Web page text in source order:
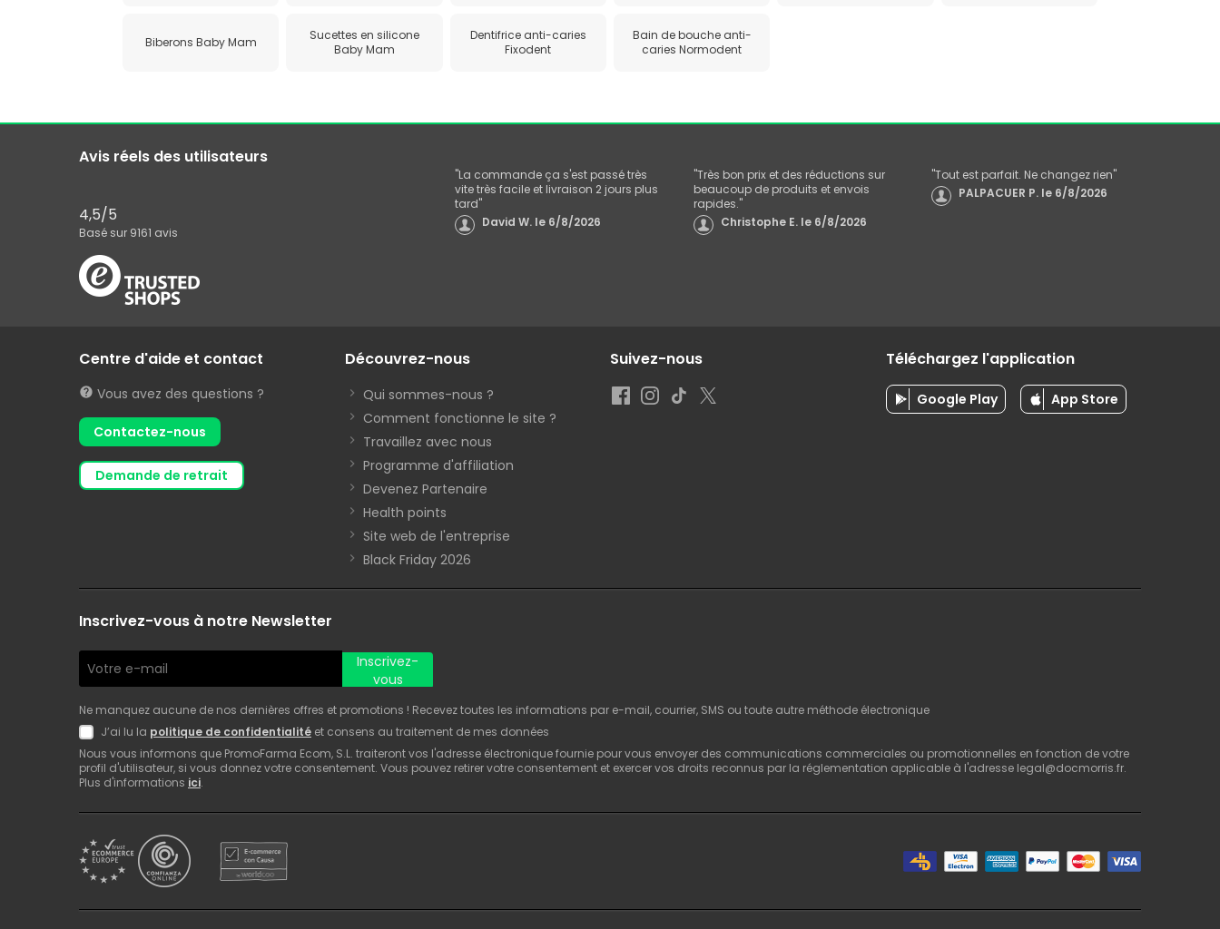
Biberons Baby Mam
Sucettes en silicone
Baby Mam
Dentifrice anti-caries
Fixodent
Bain de bouche anti-
caries Normodent
Avis réels des utilisateurs
4,5/5
Basé sur 9161 avis
"La commande ça s'est passé très
vite très facile et livraison 2 jours plus
tard"
David W. le 6/8/2026
"Très bon prix et des réductions sur
beaucoup de produits et envois
rapides."
Christophe E. le 6/8/2026
"Tout est parfait. Ne changez rien"
PALPACUER P. le 6/8/2026
Centre d'aide et contact
Vous avez des questions ?
Contactez-nous
demande de retrait
Découvrez-nous
Qui sommes-nous ?
Comment fonctionne le site ?
Travaillez avec nous
Programme d'affiliation
Devenez Partenaire
Health points
Site web de l'entreprise
Black Friday 2026
Suivez-nous Téléchargez l'application
Google Play App Store
Inscrivez-vous à notre Newsletter
Inscrivez-
vous
Ne manquez aucune de nos dernières offres et promotions ! Recevez toutes les informations par e-mail, courrier, SMS ou toute autre méthode électronique
J’ai lu la politique de confidentialité et consens au traitement de mes données
Nous vous informons que PromoFarma Ecom, S.L. traiteront vos l'adresse électronique fournie pour vous envoyer des communications commerciales ou promotionnelles en fonction de votre
profil d'utilisateur, si vous donnez votre consentement. Vous pouvez retirer votre consentement et exercer vos droits reconnus par la réglementation applicable à l'adresse legal@docmorris.fr.
Plus d'informations ici.